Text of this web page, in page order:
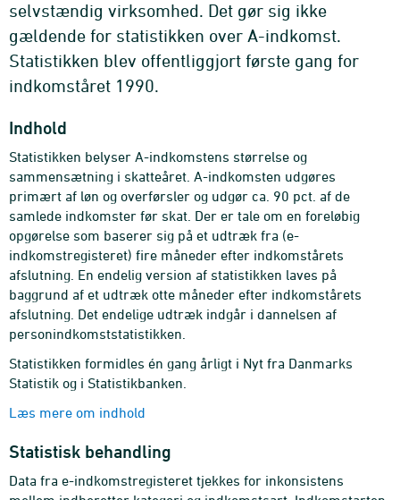
selvstændig virksomhed. Det gør sig ikke
gældende for statistikken over A-indkomst.
Statistikken blev offentliggjort første gang for
indkomståret 1990.
Indhold
Statistikken belyser A-indkomstens størrelse og
sammensætning i skatteåret. A-indkomsten udgøres
primært af løn og overførsler og udgør ca. 90 pct. af de
samlede indkomster før skat. Der er tale om en foreløbig
opgørelse som baserer sig på et udtræk fra (e-
indkomstregisteret) fire måneder efter indkomstårets
afslutning. En endelig version af statistikken laves på
baggrund af et udtræk otte måneder efter indkomstårets
afslutning. Det endelige udtræk indgår i dannelsen af
personindkomststatistikken.
Statistikken formidles én gang årligt i Nyt fra Danmarks
Statistik og i Statistikbanken.
Læs mere om indhold
Statistisk behandling
Data fra e-indkomstregisteret tjekkes for inkonsistens